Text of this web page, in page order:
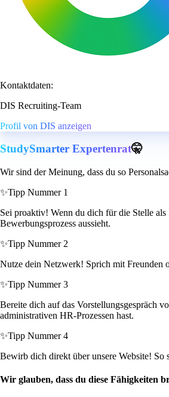
Kontaktdaten:
DIS Recruiting-Team
Profil von DIS anzeigen
StudySmarter Expertenrat🤫
Wir sind der Meinung, dass du so
✨Tipp Nummer 1
Sei proaktiv! Wenn du dich für die Stelle
Bewerbungsprozess aussieht.
✨Tipp Nummer 2
Nutze dein Netzwerk! Sprich mit Freunden
✨Tipp Nummer 3
Bereite dich auf das Vorstellungsgespräch
administrativen HR-Prozessen hast.
✨Tipp Nummer 4
Bewirb dich direkt über unsere Website! So
Wir glauben, dass du diese Fähigkeiten